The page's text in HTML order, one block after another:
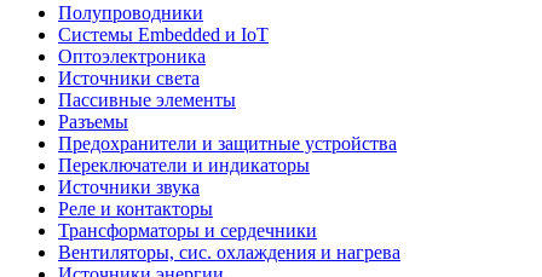
Полупроводники
Системы Embedded и IoT
Oптоэлектроника
Источники света
Пассивные элементы
Разъeмы
Предохранители и защитные устройства
Переключатели и индикаторы
Источники звука
Реле и контакторы
Трансформаторы и сердечники
Вентиляторы, сис. охлаждения и нагрева